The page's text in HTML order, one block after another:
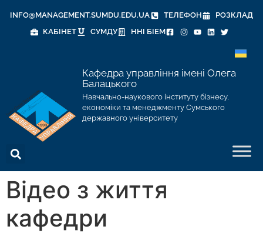
INFO@MANAGEMENT.SUMDU.EDU.UA ТЕЛЕФОН
РОЗКЛАД
КАБІНЕТ
СУМДУ ННІ БІЕМ
Кафедра управління імені Олега
Балацького
Навчально-наукового інституту бізнесу,
економіки та менеджменту Сумського
державного університету
Відео з життя
кафедри